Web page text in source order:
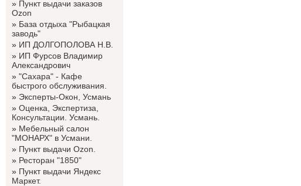
» Пункт выдачи заказов
Ozon
» База отдыха "Рыбацкая
заводь"
» ИП ДОЛГОПОЛОВА Н.В.
» ИП Фурсов Владимир
Александрович
» "Сахара" - Кафе
быстрого обслуживания.
» Эксперты-Окон, Усмань
» Оценка, Экспертиза,
Консультации. Усмань.
» Мебельный салон
"МОНАРХ" в Усмани.
» Пункт выдачи Ozon.
» Ресторан "1850"
» Пункт выдачи Яндекс
Маркет.